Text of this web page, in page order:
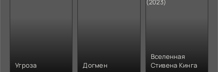
Угроза Догмен
Вселенная
Стивена Кинга